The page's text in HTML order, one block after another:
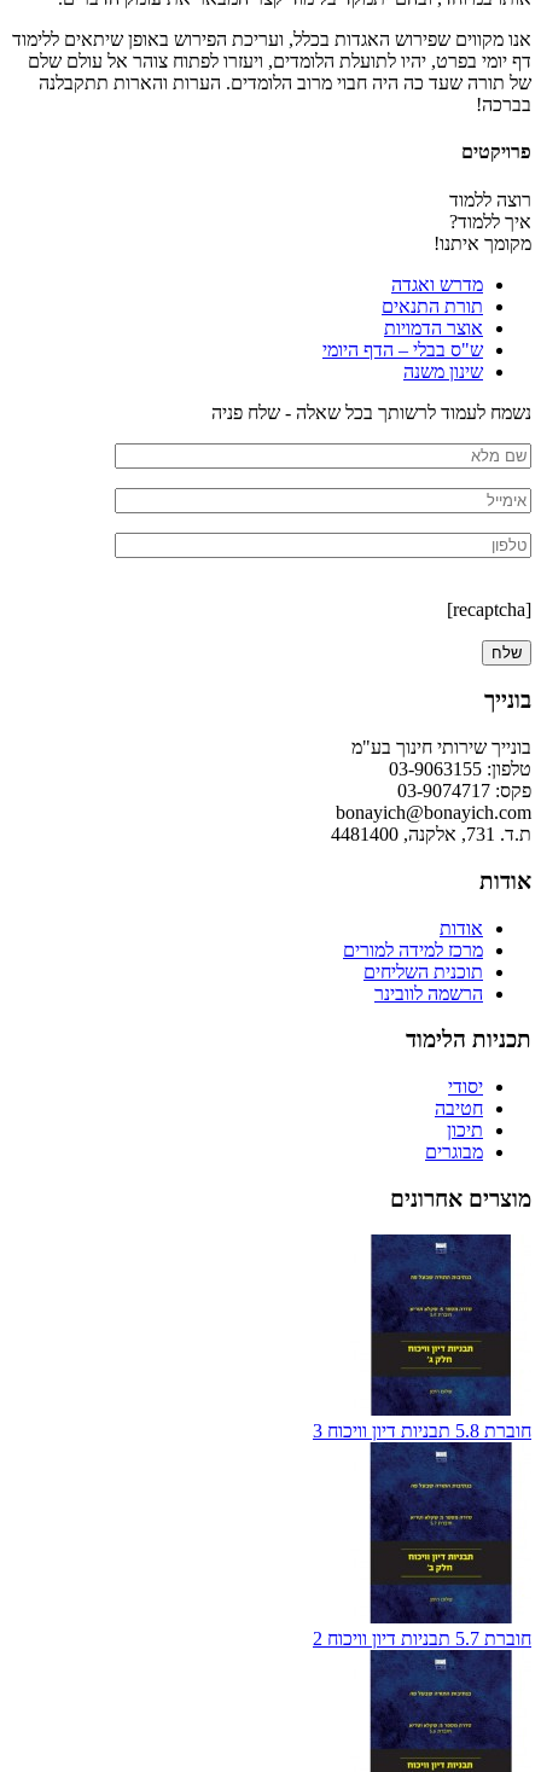
אנו מקווים שפירוש האגדות בכלל, ועריכת הפירוש באופן שיתאים ללימוד
דף יומי בפרט, יהיו לתועלת הלומדים, ויעזרו לפתוח צוהר אל עולם שלם
של תורה שעד כה היה חבוי מרוב הלומדים. הערות והארות תתקבלנה
בברכה!
פרויקטים
רוצה ללמוד
איך ללמוד?
מקומך איתנו!
מדרש ואגדה
תורת התנאים
אוצר הדמויות
ש"ס בבלי – הדף היומי
שינון משנה
נשמח לעמוד לרשותך בכל שאלה - שלח פניה
[recaptcha]
בונייך
בונייך שירותי חינוך בע"מ
טלפון: 03-9063155
פקס: 03-9074717
bonayich@bonayich.com
ת.ד. 731, אלקנה, 4481400
אודות
אודות
מרכז למידה למורים
תוכנית השליחים
הרשמה לוובינר
תכניות הלימוד
יסודי
חטיבה
תיכון
מבוגרים
מוצרים אחרונים
חוברת 5.8 תבניות דיון וויכוח 3
חוברת 5.7 תבניות דיון וויכוח 2